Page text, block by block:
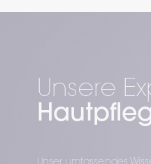
Unsere